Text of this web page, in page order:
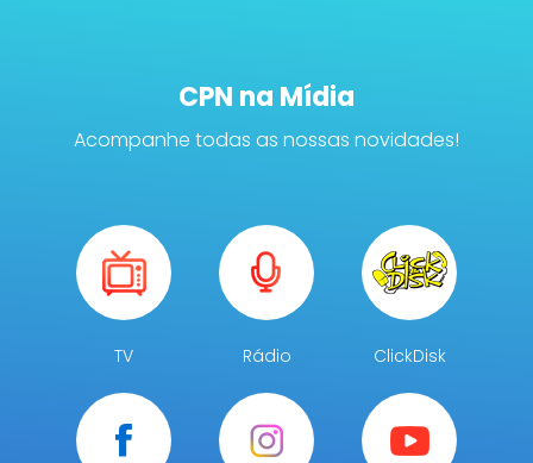
CPN na Mídia
Acompanhe todas as nossas novidades!
TV Rádio ClickDisk